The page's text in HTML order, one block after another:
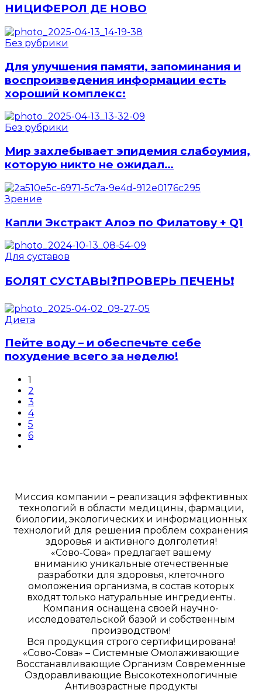
НИЦИФЕРОЛ ДЕ НОВО
Без рубрики
Для улучшения памяти, запоминания и
воспроизведения информации есть
хороший комплекс:
Без рубрики
Мир захлебывает эпидемия слабоумия,
которую никто не ожидал…
Зрение
Капли Экстракт Алоэ по Филатову + Q1
Для суставов
БОЛЯТ СУСТАВЫ❓ПРОВЕРЬ ПЕЧЕНЬ❗️
Диета
Пейте воду – и обеспечьте себе
похудение всего за неделю!
1
2
3
4
5
6
Миссия компании – реализация эффективных
технологий в области медицины, фармации,
биологии, экологических и информационных
технологий для решения проблем сохранения
здоровья и активного долголетия!
«Сово-Сова» предлагает вашему
вниманию уникальные отечественные
разработки для здоровья, клеточного
омоложения организма, в состав которых
входят только натуральные ингредиенты.
Компания оснащена своей научно-
исследовательской базой и собственным
производством!
Вся продукция строго сертифицирована!
«Сово-Сова» – Системные Омолаживающие
Восстанавливающие Организм Современные
Оздоравливающие Высокотехнологичные
Антивозрастные продукты